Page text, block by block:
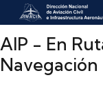
Pasar al contenido
AIP - En
Navegación